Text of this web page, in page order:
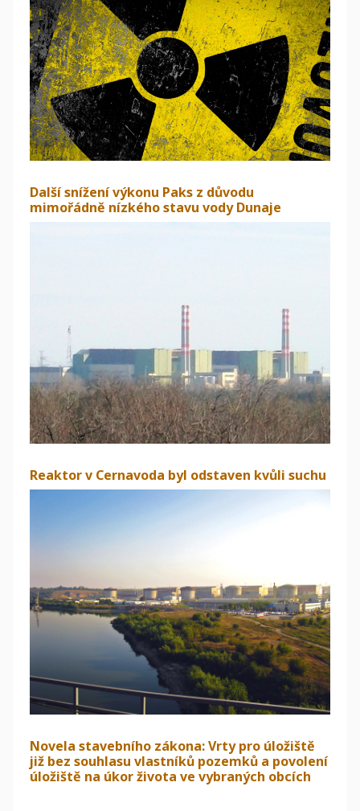
Další snížení výkonu Paks z důvodu
mimořádně nízkého stavu vody Dunaje
Reaktor v Cernavoda byl odstaven kvůli suchu
Novela stavebního zákona: Vrty pro úložiště
již bez souhlasu vlastníků pozemků a povolení
úložiště na úkor života ve vybraných obcích